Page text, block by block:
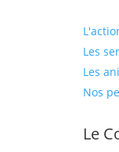
Les
Les
Nos
Le